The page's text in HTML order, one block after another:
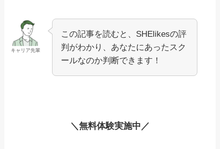
キャリア先輩
この記事を読むと、SHElikesの評
判がわかり、あなたにあったスク
ールなのか判断できます！
＼無料体験実施中／